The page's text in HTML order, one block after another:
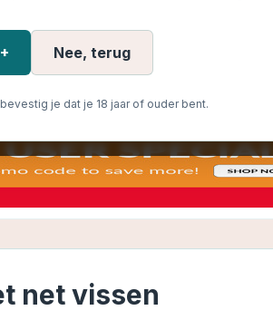
Nee, terug
je dat je 18 jaar of ouder bent.
net vissen